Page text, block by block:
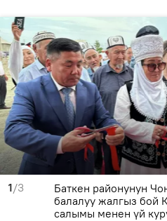
1/3
Баткен районунун
балалуу жалгыз бой
салымы менен үй